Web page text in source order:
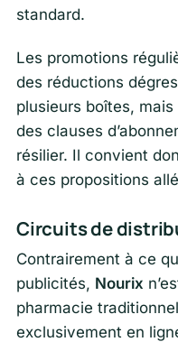
standard.
Les promotions
des réductions
plusieurs boîtes,
des clauses
résilier. Il convient
à ces propositions
Circuits de
Contrairement à ce
publicités, Nourix
pharmacie
exclusivement en